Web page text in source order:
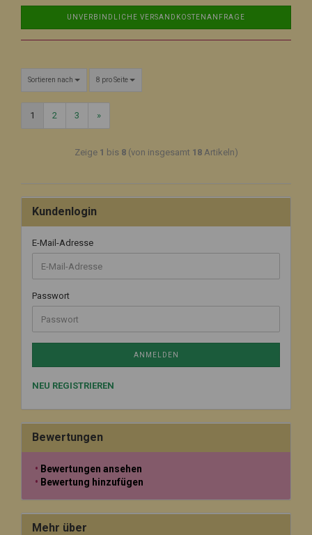
UNVERBINDLICHE VERSANDKOSTENANFRAGE
Sortieren nach 8 pro Seite
1 2 3 »
Zeige 1 bis 8(von insgesamt 18Artikeln)
Kundenlogin
E-Mail-Adresse
Passwort
ANMELDEN
NEU REGISTRIEREN
Bewertungen
Bewertungen ansehen
Bewertung hinzufügen
Mehr über